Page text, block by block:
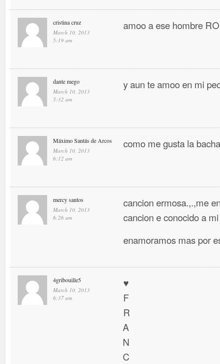
cristina cruz
March 10, 2013
5:19 am
amoo a ese hombre
dante mego
March 10, 2013
5:32 am
y aun te amoo en mi
Máximo Santás de Arcos
March 10, 2013
6:12 am
como me gusta la
mercy santos
March 10, 2013
6:26 am
cancion ermosa.,.,me
cancion e conocido a
enamoramos mas por
4gribouille5
March 10, 2013
6:37 am
♥
F
R
A
N
C